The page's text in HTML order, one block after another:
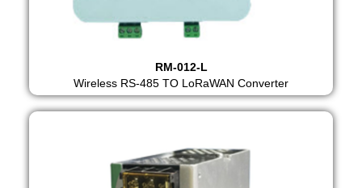
RM-012-L
Wireless RS-485 TO LoRaWAN Converter